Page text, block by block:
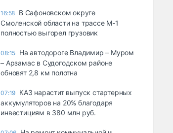
16:58 В Сафоновском округе
Смоленской области на трассе М-1
полностью выгорел грузовик
08:15 На автодороге Владимир – Муром
– Арзамас в Судогодском районе
обновят 2,8 км полотна
07:19 КАЗ нарастит выпуск стартерных
аккумуляторов на 20% благодаря
инвестициям в 380 млн руб.